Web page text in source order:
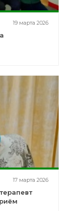
19 марта 2026
17 марта 2026